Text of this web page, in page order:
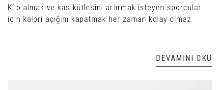
Kilo almak ve kas kütlesini artırmak isteyen sporcular
için kalori açığını kapatmak her zaman kolay olmaz.
DEVAMINI OKU